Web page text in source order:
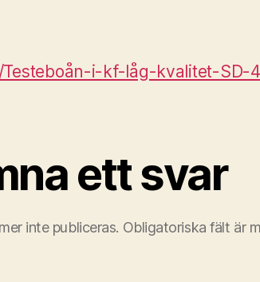
i-kf-låg-kvalitet-SD-
ett svar
inte publiceras. Obligatoriska fält är